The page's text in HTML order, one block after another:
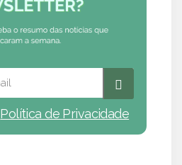
Política de Privacidade